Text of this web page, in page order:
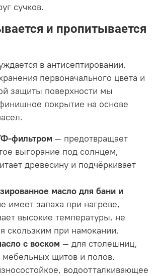
сучков.
и пропитывается
в антисептировании.
первоначального цвета и
защиты поверхности мы
покрытие на основе
фильтром — предотвращает
выгорание под солнцем,
древесину и подчёркивает
масло для бани и
имеет запаха при нагреве,
высокие температуры, не
скользким при намокании.
с воском — для столешниц,
мебельных щитов и полов.
водоотталкивающее